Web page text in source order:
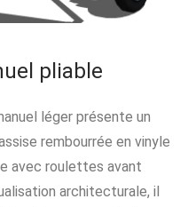
pliable
léger présente un
rembourrée en vinyle
avec roulettes avant
architecturale, il